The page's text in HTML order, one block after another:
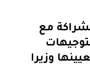
مع
وزيرا